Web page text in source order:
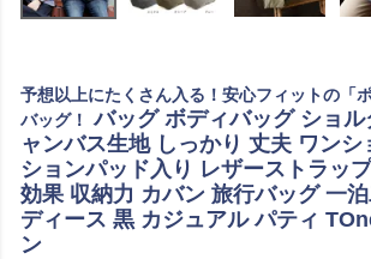
予想以上にたくさん入る！安心フィットの「
バッグ！
バッグ ボディバッグ ショ
ャンバス生地 しっかり 丈夫 ワンシ
ションパッド入り レザーストラッ
効果 収納力 カバン 旅行バッグ 一
ディース 黒 カジュアル パティ
ン